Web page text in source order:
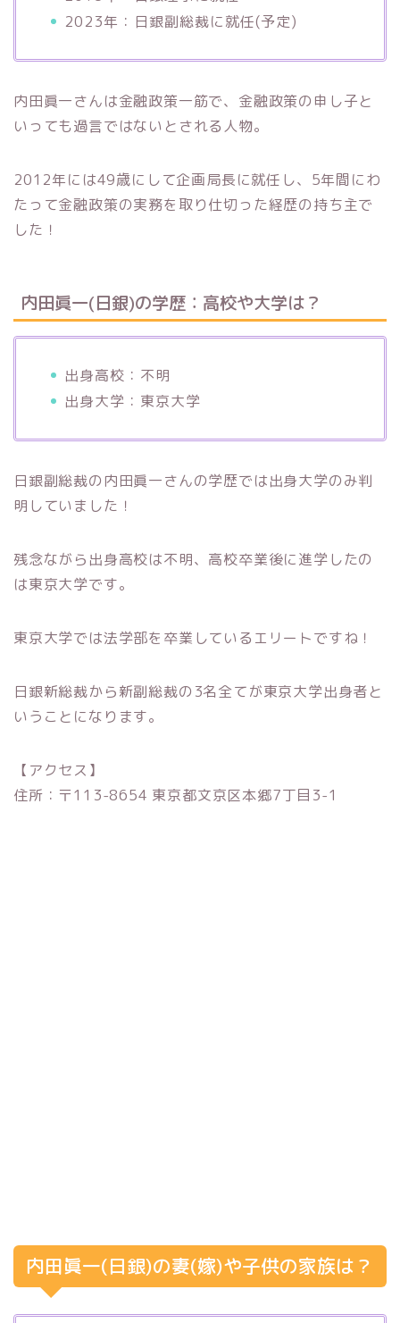
2023年：日銀副総裁に就任(予定)
内田眞一さんは金融政策一筋で、金融政策の申し子と
いっても過言ではないとされる人物。
2012年には49歳にして企画局長に就任し、5年間にわ
たって金融政策の実務を取り仕切った経歴の持ち主で
した！
内田眞一(日銀)の学歴：高校や大学は？
出身高校：不明
出身大学：東京大学
日銀副総裁の内田眞一さんの学歴では出身大学のみ判
明していました！
残念ながら出身高校は不明、高校卒業後に進学したの
は東京大学です。
東京大学では法学部を卒業しているエリートですね！
日銀新総裁から新副総裁の3名全てが東京大学出身者と
いうことになります。
【アクセス】
住所：〒113-8654 東京都文京区本郷7丁目3-1
内田眞一(日銀)の妻(嫁)や子供の家族は？